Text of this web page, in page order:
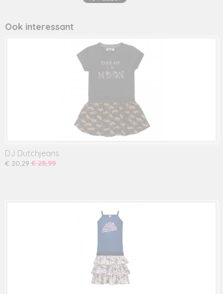
Productcode leverancier
Ook interessant
DJ Dutchjeans
€ 20,29 € 28,99